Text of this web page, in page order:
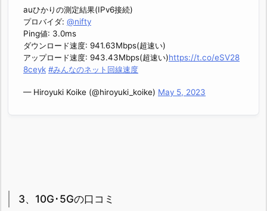
auひかりの測定結果(IPv6接続)
プロバイダ: @nifty
Ping値: 3.0ms
ダウンロード速度: 941.63Mbps(超速い)
アップロード速度: 943.43Mbps(超速い)https://t.co/eSV28
8ceyk #みんなのネット回線速度
— Hiroyuki Koike (@hiroyuki_koike) May 5, 2023
3、10G･5Gの口コミ